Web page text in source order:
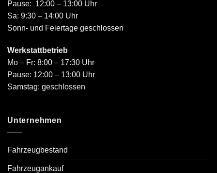
Pause: 12:00 – 13:00 Uhr
Sa: 9:30 – 14:00 Uhr
Sonn- und Feiertage geschlossen
Werkstattbetrieb
Mo – Fr: 8:00 – 17:30 Uhr
Pause: 12:00 – 13:00 Uhr
Samstag: geschlossen
Unternehmen
Fahrzeugbestand
Fahrzeugankauf